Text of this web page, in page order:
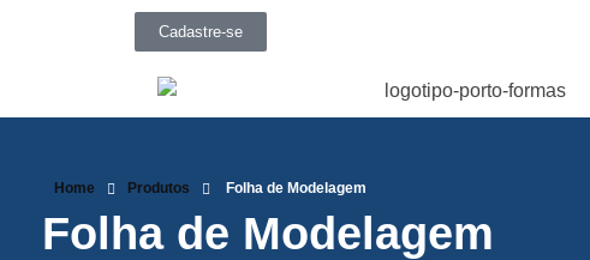
Cadastre-se
Home Produtos Folha de Modelagem
Folha de Modelagem